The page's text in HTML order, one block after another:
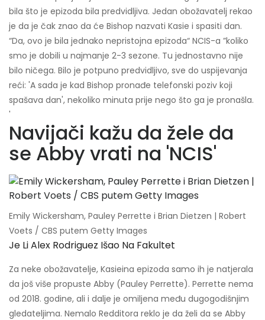
bila što je epizoda bila predvidljiva. Jedan obožavatelj rekao
je da je čak znao da će Bishop nazvati Kasie i spasiti dan.
“Da, ovo je bila jednako nepristojna epizoda“ NCIS-a ”koliko
smo je dobili u najmanje 2-3 sezone. Tu jednostavno nije
bilo ničega. Bilo je potpuno predvidljivo, sve do uspijevanja
reći: 'A sada je kad Bishop pronađe telefonski poziv koji
spašava dan', nekoliko minuta prije nego što ga je pronašla.
'
Navijači kažu da žele da
se Abby vrati na 'NCIS'
Emily Wickersham, Pauley Perrette i Brian Dietzen | Robert
Voets / CBS putem Getty Images
Je Li Alex Rodriguez Išao Na Fakultet
Za neke obožavatelje, Kasieina epizoda samo ih je natjerala
da još više propuste Abby (Pauley Perrette). Perrette nema
od 2018. godine, ali i dalje je omiljena među dugogodišnjim
gledateljima. Nemalo Redditora reklo je da želi da se Abby